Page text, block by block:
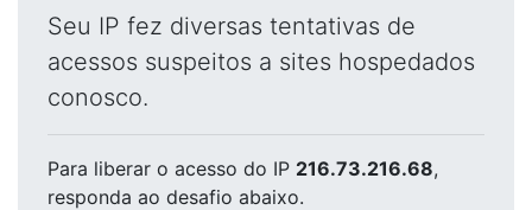
Seu IP fez diversas tentativas de
acessos suspeitos a sites hospedados
conosco.
Para liberar o acesso do IP 216.73.216.68,
responda ao desafio abaixo.